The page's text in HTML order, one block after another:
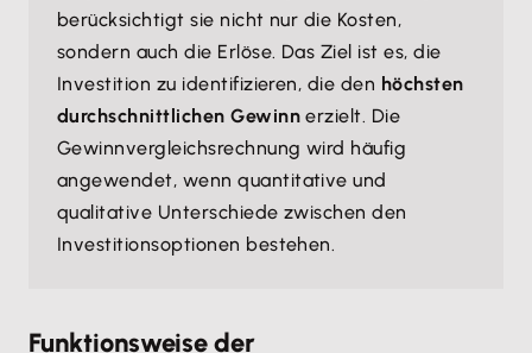
berücksichtigt sie nicht nur die Kosten,
sondern auch die Erlöse. Das Ziel ist es, die
Investition zu identifizieren, die den höchsten
durchschnittlichen Gewinn erzielt. Die
Gewinnvergleichsrechnung wird häufig
angewendet, wenn quantitative und
qualitative Unterschiede zwischen den
Investitionsoptionen bestehen.
Funktionsweise der